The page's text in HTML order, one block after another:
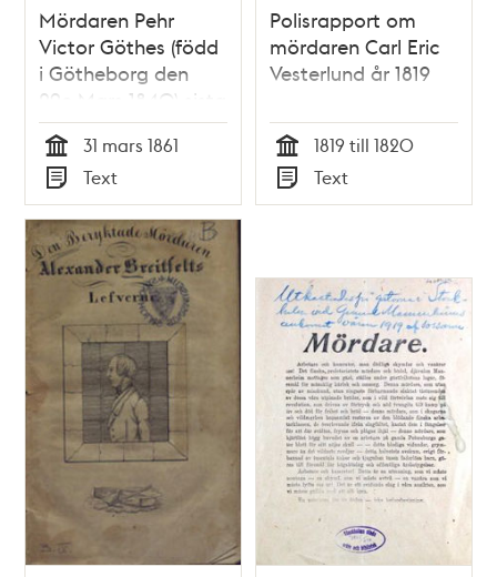
Mördaren Pehr
Victor Göthes (född
i Götheborg den
29e Mars 1840) sista
och uppriktiga
sjelfbekännelse
öfwer sitt å mamsell
Anna Sophia
Forsberg (född 1827)
föröfwade mord
samt betraktelser
under hans sista
stunder, den 8
januari 1862.
Tid
31 mars 1861
Typ
Text
Polisrapport om
mördaren Carl Eric
Vesterlund år 1819
Tid
1819 till 1820
Typ
Text